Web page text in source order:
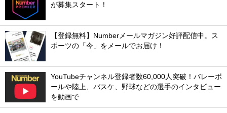
が募集スタート！
【登録無料】Numberメールマガジン好評配信中。ス
ポーツの「今」をメールでお届け！
YouTubeチャンネル登録者数60,000人突破！バレーボ
ールや陸上、バスケ、野球などの選手のインタビュー
を動画で